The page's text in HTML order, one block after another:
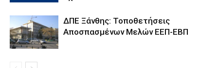
ΔΠΕ Ξάνθης: Τοποθετήσεις
Αποσπασμένων Μελών ΕΕΠ-ΕΒΠ